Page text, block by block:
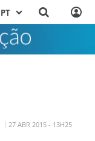
PT
27 ABR 2015 - 13H25